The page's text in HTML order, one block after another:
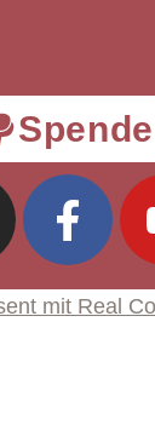
Spende
mit Real